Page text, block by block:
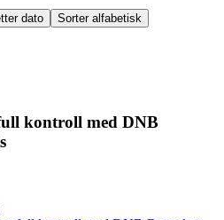
dato Sorter alfabetisk
kontroll med DNB